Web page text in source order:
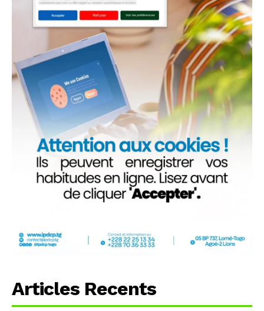
Articles Recents